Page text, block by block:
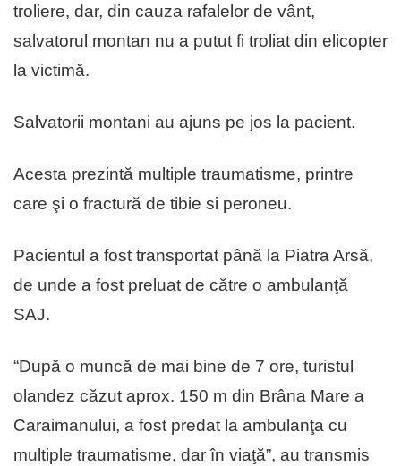
troliere, dar, din cauza rafalelor de vânt,
salvatorul montan nu a putut fi troliat din elicopter
la victimă.
Salvatorii montani au ajuns pe jos la pacient.
Acesta prezintă multiple traumatisme, printre
care şi o fractură de tibie si peroneu.
Pacientul a fost transportat până la Piatra Arsă,
de unde a fost preluat de către o ambulanţă
SAJ.
“După o muncă de mai bine de 7 ore, turistul
olandez căzut aprox. 150 m din Brâna Mare a
Caraimanului, a fost predat la ambulanţa cu
multiple traumatisme, dar în viaţă”, au transmis